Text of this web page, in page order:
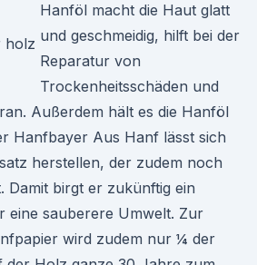
Hanföl macht die Haut glatt
und geschmeidig, hilft bei der
Reparatur von
Trockenheitsschäden und
Außerdem hält es die Hanföl
Hanfbayer Aus Hanf lässt sich
herstellen, der zudem noch
Damit birgt er zukünftig ein
eine sauberere Umwelt. Zur
wird zudem nur ¼ der